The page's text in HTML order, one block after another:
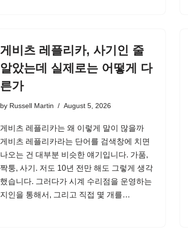
게비츠 레플리카, 사기인 줄
알았는데 실제로는 어떻게 다
른가
by Russell Martin August 5, 2026
게비츠 레플리카는 왜 이렇게 말이 많을까
게비츠 레플리카라는 단어를 검색창에 치면
나오는 건 대부분 비슷한 얘기입니다. 가품,
짝퉁, 사기. 저도 10년 전만 해도 그렇게 생각
했습니다. 그러다가 시계 수리점을 운영하는
지인을 통해서, 그리고 직접 몇 개를…